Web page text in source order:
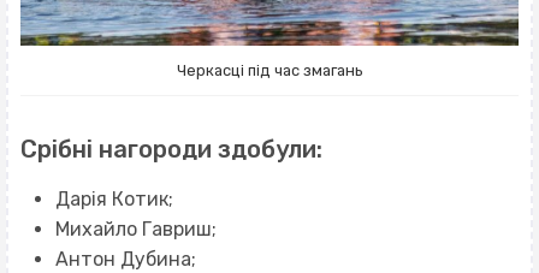
Черкасці під час змагань
Срібні нагороди здобули:
Дарія Котик;
Михайло Гавриш;
Антон Дубина;